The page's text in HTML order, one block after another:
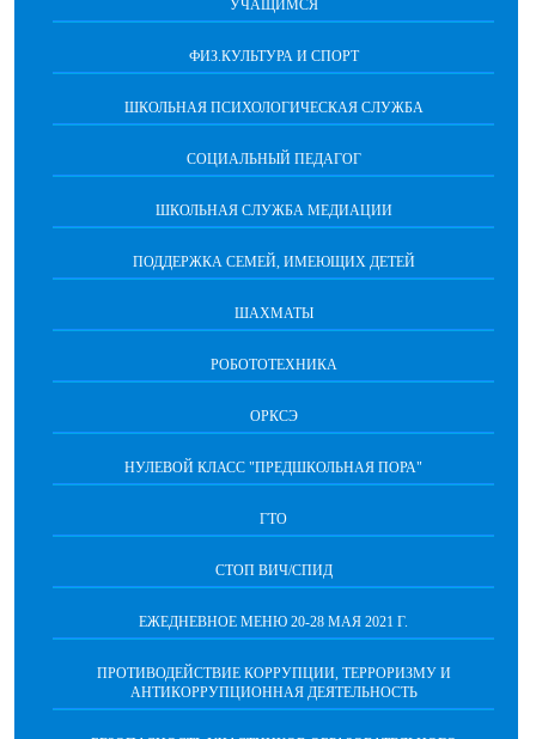
УЧАЩИМСЯ
ФИЗ.КУЛЬТУРА И СПОРТ
ШКОЛЬНАЯ ПСИХОЛОГИЧЕСКАЯ СЛУЖБА
СОЦИАЛЬНЫЙ ПЕДАГОГ
ШКОЛЬНАЯ СЛУЖБА МЕДИАЦИИ
ПОДДЕРЖКА СЕМЕЙ, ИМЕЮЩИХ ДЕТЕЙ
ШАХМАТЫ
РОБОТОТЕХНИКА
ОРКСЭ
НУЛЕВОЙ КЛАСС "ПРЕДШКОЛЬНАЯ ПОРА"
ГТО
СТОП ВИЧ/СПИД
ЕЖЕДНЕВНОЕ МЕНЮ 20-28 МАЯ 2021 Г.
ПРОТИВОДЕЙСТВИЕ КОРРУПЦИИ, ТЕРРОРИЗМУ И
АНТИКОРРУПЦИОННАЯ ДЕЯТЕЛЬНОСТЬ